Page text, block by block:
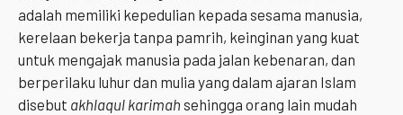
adalah memiliki kepedulian kepada sesama manusia,
kerelaan bekerja tanpa pamrih, keinginan yang kuat
untuk mengajak manusia pada jalan kebenaran, dan
berperilaku luhur dan mulia yang dalam ajaran Islam
disebut akhlaqul karimah sehingga orang lain mudah